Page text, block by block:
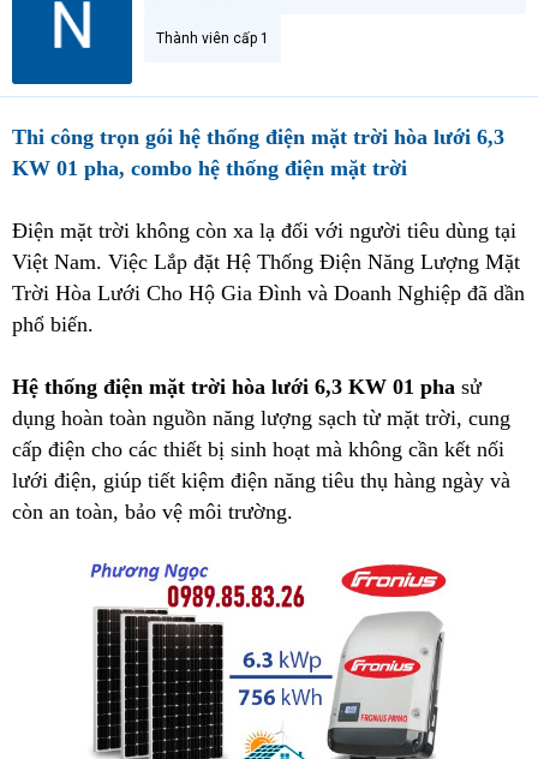
Thành viên cấp 1
Thi công trọn gói hệ thống điện mặt trời hòa lưới 6,3
KW 01 pha, combo hệ thống điện mặt trời
Điện mặt trời không còn xa lạ đối với người tiêu dùng tại
Việt Nam. Việc Lắp đặt Hệ Thống Điện Năng Lượng Mặt
Trời Hòa Lưới Cho Hộ Gia Đình và Doanh Nghiệp đã dần
phổ biến.
Hệ thống điện mặt trời hòa lưới 6,3 KW 01 pha sử
dụng hoàn toàn nguồn năng lượng sạch từ mặt trời, cung
cấp điện cho các thiết bị sinh hoạt mà không cần kết nối
lưới điện, giúp tiết kiệm điện năng tiêu thụ hàng ngày và
còn an toàn, bảo vệ môi trường.